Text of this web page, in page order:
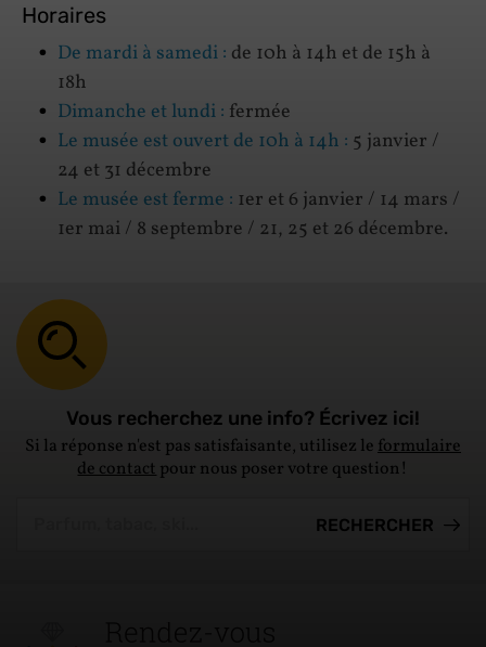
Horaires
De mardi à samedi : de 10h à 14h et de 15h à
18h
Dimanche et lundi : fermée
Le musée est ouvert de 10h à 14h : 5 janvier /
24 et 31 décembre
Le musée est ferme : 1er et 6 janvier / 14 mars /
1er mai / 8 septembre / 21, 25 et 26 décembre.
Vous recherchez une info? Écrivez ici!
Si la réponse n'est pas satisfaisante, utilisez leformulaire
de contactpour nous poser votre question!